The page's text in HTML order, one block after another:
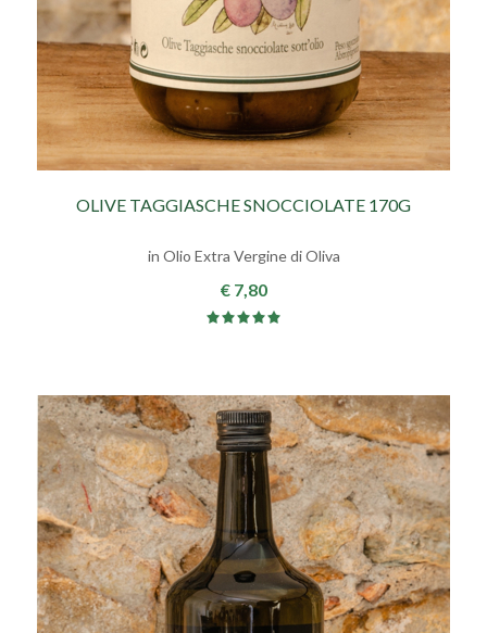
OLIVE TAGGIASCHE SNOCCIOLATE 170G
in Olio Extra Vergine di Oliva
€ 7,80